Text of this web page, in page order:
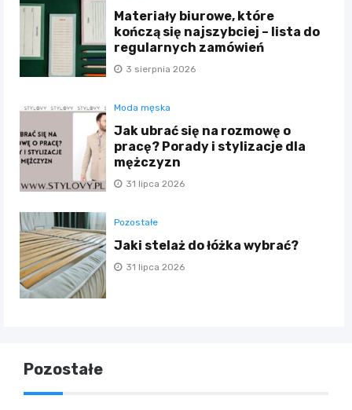
Materiały biurowe, które
kończą się najszybciej – lista do
regularnych zamówień
3 sierpnia 2026
Moda męska
Jak ubrać się na rozmowę o
pracę? Porady i stylizacje dla
mężczyzn
31 lipca 2026
Pozostałe
Jaki stelaż do łóżka wybrać?
31 lipca 2026
Pozostałe